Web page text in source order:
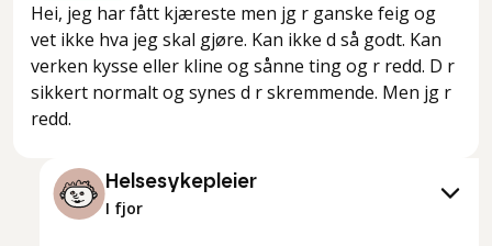
Hei, jeg har fått kjæreste men jg r ganske feig og
vet ikke hva jeg skal gjøre. Kan ikke d så godt. Kan
verken kysse eller kline og sånne ting og r redd. D r
sikkert normalt og synes d r skremmende. Men jg r
redd.
Helsesykepleier
I fjor